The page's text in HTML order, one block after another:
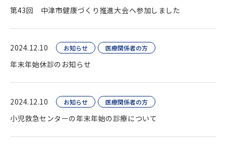
第43回 中津市健康づくり推進大会へ参加しました
2024.12.10 お知らせ 医療関係者の方
年末年始休診のお知らせ
2024.12.10 お知らせ 医療関係者の方
小児救急センターの年末年始の診療について